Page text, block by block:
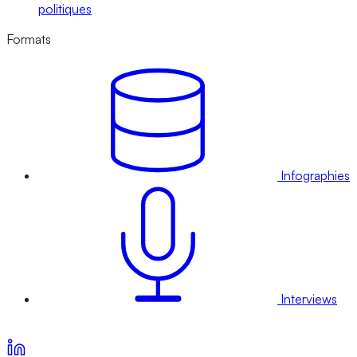
politiques
Formats
Infographies
Interviews